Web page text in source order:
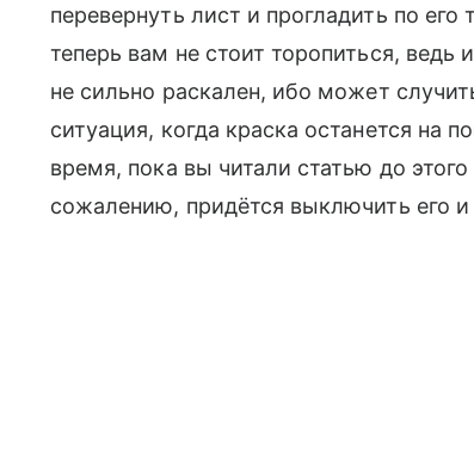
перевернуть лист и прогладить по
теперь вам не стоит торопиться, ведь
не сильно раскален, ибо может
ситуация, когда краска останется на
время, пока вы читали статью до
сожалению, придётся выключить его и